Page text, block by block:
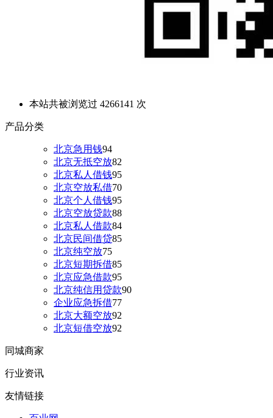
本站共被浏览过 4266141 次
产品分类
北京急用钱94
北京无抵空放82
北京私人借钱95
北京空放私借70
北京个人借钱95
北京空放贷款88
北京私人借款84
北京民间借贷85
北京纯空放75
北京短期拆借85
北京应急借款95
北京纯信用贷款90
企业应急拆借77
北京大额空放92
北京短借空放92
同城商家
行业资讯
友情链接